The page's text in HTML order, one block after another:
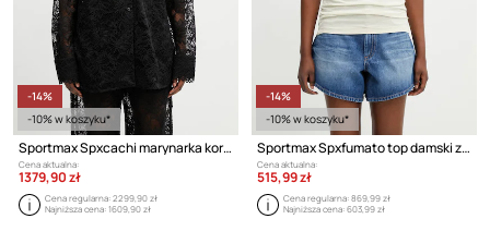
-14%
-10% w koszyku*
Sportmax Spxcachi marynarka koronkowa damska
Cena aktualna:
1379,90 zł
Cena regularna:2299,90 zł
Najniższa cena:1609,90 zł
-14%
-10% w koszyku*
Sportmax Spxfumato top damski z dodatkiem jedwabiu
Cena aktualna:
515,99 zł
Cena regularna:869,99 zł
Najniższa cena:603,99 zł